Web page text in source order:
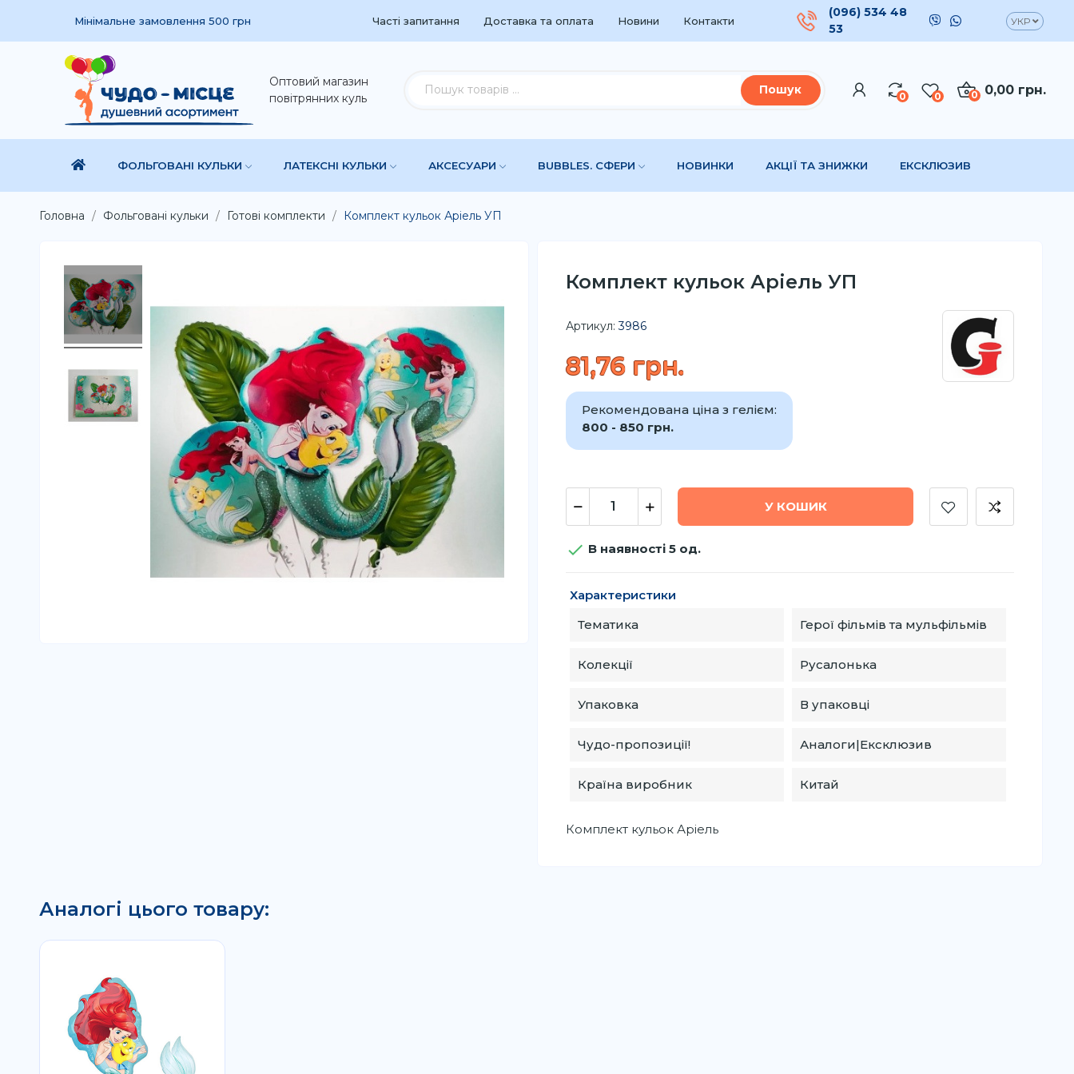
Мінімальне замовлення 500 грн Часті запитання Доставка та оплата Новини Контакти
(096) 534 48
53
УКР
Оптовий магазин
повітрянних куль
Пошук 0 0 0,00 грн.
0
ФОЛЬГОВАНІ КУЛЬКИ ЛАТЕКСНІ КУЛЬКИ АКСЕСУАРИ BUBBLES. СФЕРИ НОВИНКИ АКЦІЇ ТА ЗНИЖКИ ЕКСКЛЮЗИВ
Головна Фольговані кульки Готові комплекти Комплект кульок Аріель УП
Комплект кульок Аріель УП
Артикул: 3986
81,76 грн.
Рекомендована ціна з гелієм:
800 - 850 грн.
У КОШИК
 В наявності 5 од.
Характеристики
Тематика
Герої фільмів та мульфільмів
Колекції Русалонька
Упаковка В упаковці
Чудо-пропозиції! Аналоги|Ексклюзив
Країна виробник Китай
Комплект кульок Аріель
Аналогі цього товару: